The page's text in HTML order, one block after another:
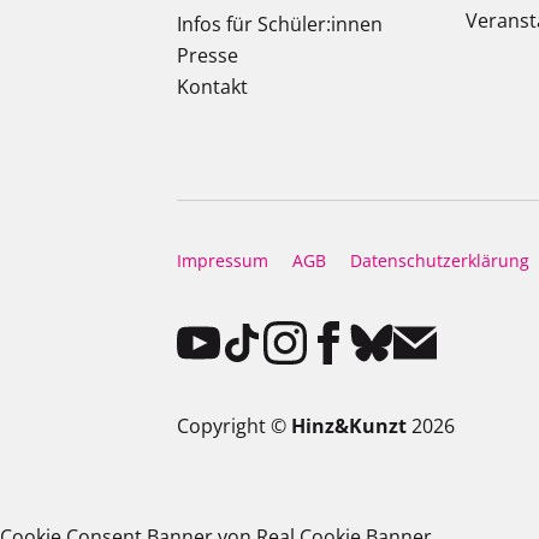
Infos für Schüler:innen
Presse
Kontakt
Impressum AGB Datenschutzerklärung
Copyright © Hinz&Kunzt2026